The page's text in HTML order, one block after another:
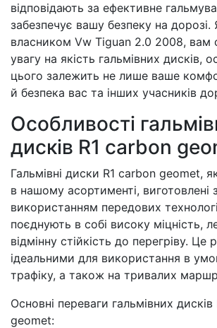
відповідають за ефективне
забезпечує вашу безпеку на
власником Vw Tiguan 2.0 2008, вам
увагу на якість гальмівних дисків,
цього залежить не лише ваше
й безпека вас та інших учасників
Особливості
дисків R1 carbon
Гальмівні диски R1 carbon geomet,
в нашому асортименті, виготовлені
використанням передових
поєднують в собі високу міцність,
відмінну стійкість до перегріву. Це
ідеальними для використання в
трафіку, а також на тривалих
Основні переваги гальмівних
geomet: